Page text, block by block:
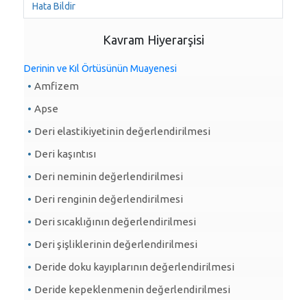
Hata Bildir
Kavram Hiyerarşisi
Derinin ve Kıl Örtüsünün Muayenesi
Amfizem
Apse
Deri elastikiyetinin değerlendirilmesi
Deri kaşıntısı
Deri neminin değerlendirilmesi
Deri renginin değerlendirilmesi
Deri sıcaklığının değerlendirilmesi
Deri şişliklerinin değerlendirilmesi
Deride doku kayıplarının değerlendirilmesi
Deride kepeklenmenin değerlendirilmesi